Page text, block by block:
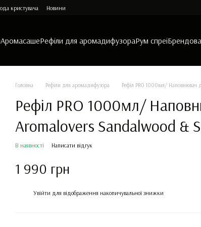
кристувача Новини
АромасашеРефіли для аромадифузораРум спреї
Головна Рефіли для аромадифузора Рефіл PRO 1000мл/ Наповнювач
Рефіл PRO 1000мл/
Aromalovers Sandalwood &
В наявності Написати відгук
1 990 грн
Увійти для відображення накопичувальної знижки